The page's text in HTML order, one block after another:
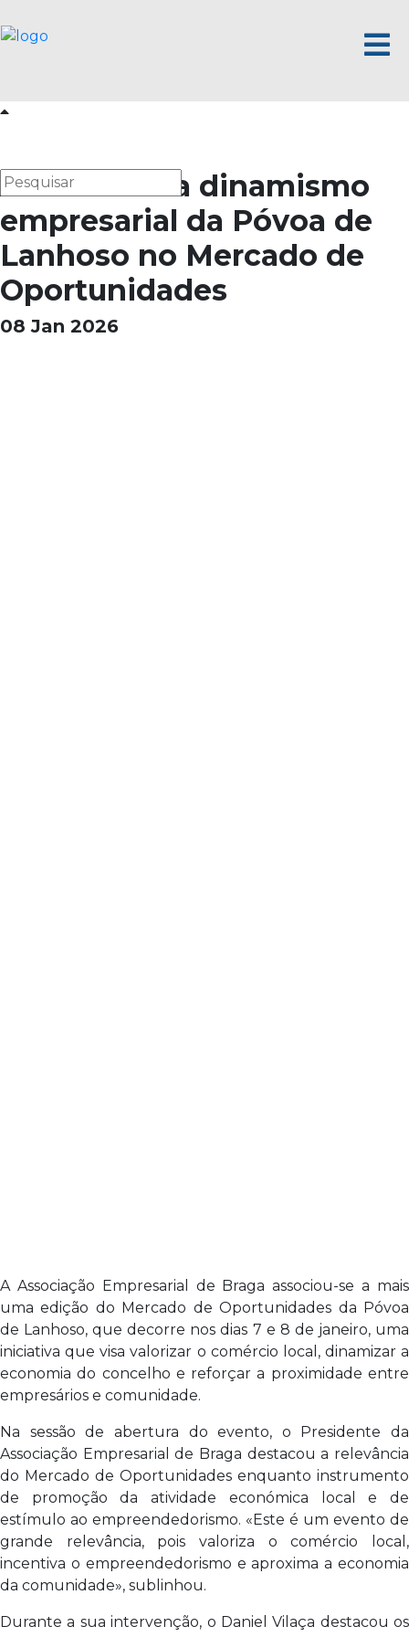
AEB destaca dinamismo
empresarial da Póvoa de
Lanhoso no Mercado de
Oportunidades
08 Jan 2026
A Associação Empresarial de Braga associou-se a mais
uma edição do Mercado de Oportunidades da Póvoa
de Lanhoso, que decorre nos dias 7 e 8 de janeiro, uma
iniciativa que visa valorizar o comércio local, dinamizar a
economia do concelho e reforçar a proximidade entre
empresários e comunidade.
Na sessão de abertura do evento, o Presidente da
Associação Empresarial de Braga destacou a relevância
do Mercado de Oportunidades enquanto instrumento
de promoção da atividade económica local e de
estímulo ao empreendedorismo. «Este é um evento de
grande relevância, pois valoriza o comércio local,
incentiva o empreendedorismo e aproxima a economia
da comunidade», sublinhou.
Durante a sua intervenção, o Daniel Vilaça destacou os